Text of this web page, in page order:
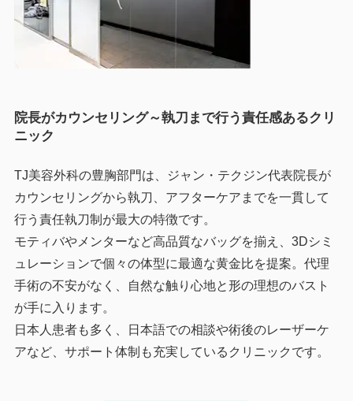
院長がカウンセリング～執刀まで行う責任感あるクリ
ニック
TJ美容外科の豊胸部門は、ジャン・テクジン代表院長が
カウンセリングから執刀、アフターケアまでを一貫して
行う責任執刀制が最大の特徴です。
モティバやメンターなど高品質なバッグを揃え、3Dシミ
ュレーションで個々の体型に最適な黄金比を提案。代理
手術の不安がなく、自然な触り心地と形の理想のバスト
が手に入ります。
日本人患者も多く、日本語での相談や術後のレーザーケ
アなど、サポート体制も充実しているクリニックです。